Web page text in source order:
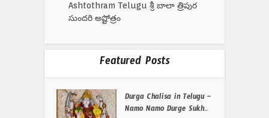
Ashtothram Telugu శ్రీ బాలా త్రిపుర
సుందరి అష్టోత్రం
Featured Posts
Durga Chalisa in Telugu –
Namo Namo Durge Sukh...